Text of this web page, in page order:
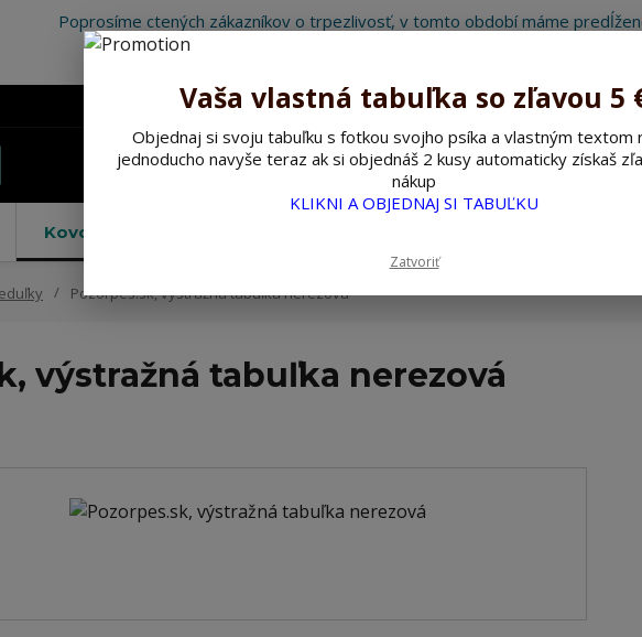
Poprosíme ctených zákazníkov o trpezlivosť, v tomto období máme
Kovové výstražné ceduľky
Pozorpes.sk, výstražná tabuľka nerezová
výstražná tabuľka nerezová
Vaša vlastná tabuľka so zľavou 5
Objednaj si svoju tabuľku s fotkou svojho psíka a vlastným textom
jednoducho navyše teraz ak si objednáš 2 kusy automaticky získaš
nákup
KLIKNI A OBJEDNAJ SI TABUĽKU
Zatvoriť